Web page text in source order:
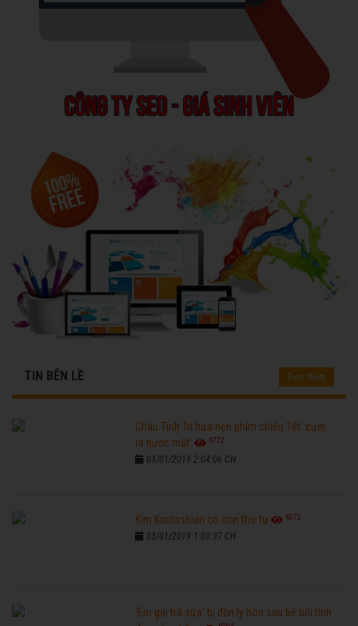
TIN BÊN LỀ Đọc thêm
Châu Tinh Trì hứa hẹn phim chiếu Tết 'cười
ra nước mắt'
6772
03/01/2019 2:04:06 CH
Kim Kardashian có con thứ tư 6272
03/01/2019 1:03:37 CH
'Em gái trà sữa' bị đồn ly hôn sau bê bối tình